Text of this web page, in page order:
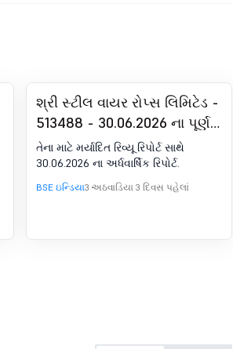
શ્રી સ્ટીલ વાયર રોપ્સ લિમિટેડ -
513488 - 30.06.2026 ના પૂર્ણ
થયેલ અર્ધ વાર્ષિક માટે પરિણામ
તેના માટે મર્યાદિત રિવ્યૂ રિપોર્ટ સાથે
30.06.2026 ના અર્ધવાર્ષિક રિપોર્ટ.
BSE ઇન્ડિયા3 અઠવાડિયા 3 દિવસ પહેલાં